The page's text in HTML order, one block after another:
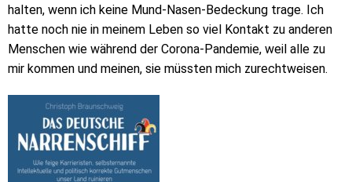
halten, wenn ich keine Mund-Nasen-Bedeckung trage. Ich
hatte noch nie in meinem Leben so viel Kontakt zu anderen
Menschen wie während der Corona-Pandemie, weil alle zu
mir kommen und meinen, sie müssten mich zurechtweisen.